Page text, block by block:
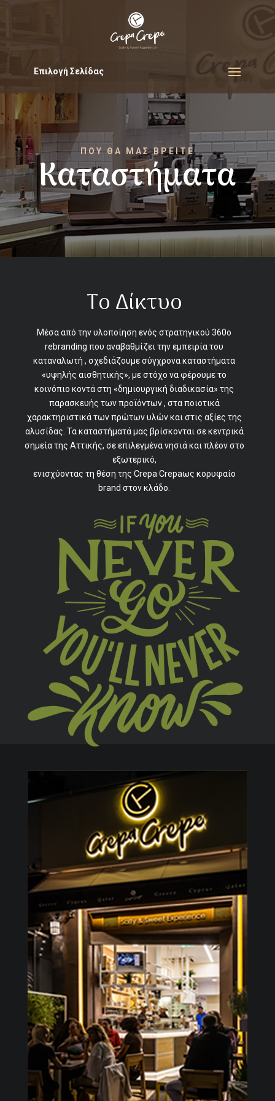
Επιλογή Σελίδας
ΠΟΥ ΘΑ ΜΑΣ ΒΡΕΙΤΕ
Καταστήματα
Το Δίκτυο
Μέσα από την υλοποίηση ενός στρατηγικού 360o
rebranding που αναβαθμίζει την εμπειρία του
καταναλωτή , σχεδιάζουμε σύγχρονα καταστήματα
«υψηλής αισθητικής», με στόχο να φέρουμε το
κοινόπιο κοντά στη «δημιουργική διαδικασία» της
παρασκευής των προϊόντων , στα ποιοτικά
χαρακτηριστικά των πρώτων υλών και στις αξίες της
αλυσίδας. Τα καταστήματά μας βρίσκονται σε κεντρικά
σημεία της Αττικής, σε επιλεγμένα νησιά και πλέον στο
εξωτερικό,
ενισχύοντας τη θέση της Crepa Crepaως κορυφαίο
brand στον κλάδο.